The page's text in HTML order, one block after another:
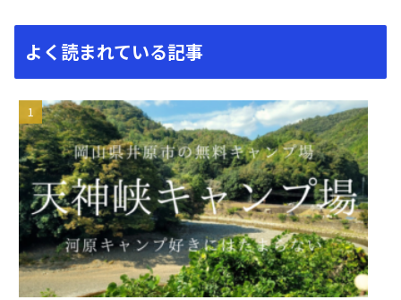
よく読まれている記事